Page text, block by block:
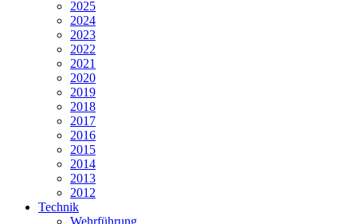
2025
2024
2023
2022
2021
2020
2019
2018
2017
2016
2015
2014
2013
2012
Technik
Wehrführung